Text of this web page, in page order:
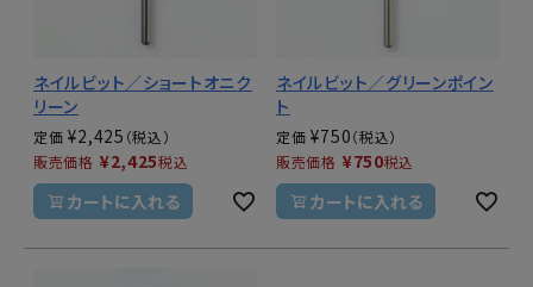
ネイルビット／ショートオニク
リーン
定価 ¥2,425
販売価格 ¥2,425税込
カートに入れる
ネイルビット／グリーンポイン
ト
定価 ¥750
販売価格 ¥750税込
カートに入れる